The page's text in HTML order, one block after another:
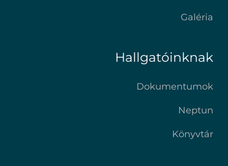
Galéria
Hallgatóinknak
Dokumentumok
Neptun
Könyvtár